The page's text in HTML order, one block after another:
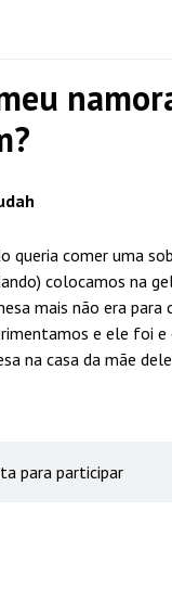
queria comer uma
colocamos na
mais não era
e ele foi
na casa da mãe
para participar